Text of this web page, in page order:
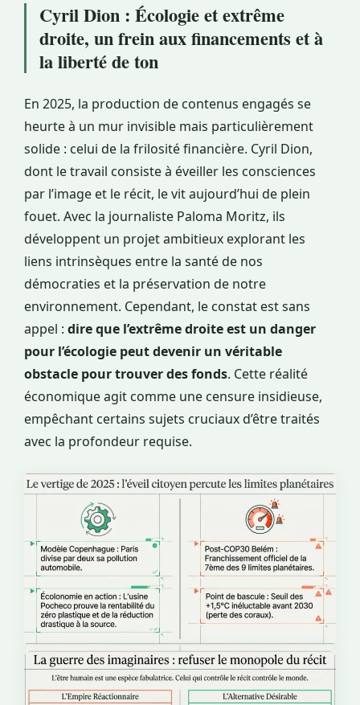
Cyril Dion : Écologie et extrême
droite, un frein aux financements et à
la liberté de ton
En 2025, la production de contenus engagés se
heurte à un mur invisible mais particulièrement
solide : celui de la frilosité financière. Cyril Dion,
dont le travail consiste à éveiller les consciences
par l’image et le récit, le vit aujourd’hui de plein
fouet. Avec la journaliste Paloma Moritz, ils
développent un projet ambitieux explorant les
liens intrinsèques entre la santé de nos
démocraties et la préservation de notre
environnement. Cependant, le constat est sans
appel : dire que l’extrême droite est un danger
pour l’écologie peut devenir un véritable
obstacle pour trouver des fonds. Cette réalité
économique agit comme une censure insidieuse,
empêchant certains sujets cruciaux d’être traités
avec la profondeur requise.